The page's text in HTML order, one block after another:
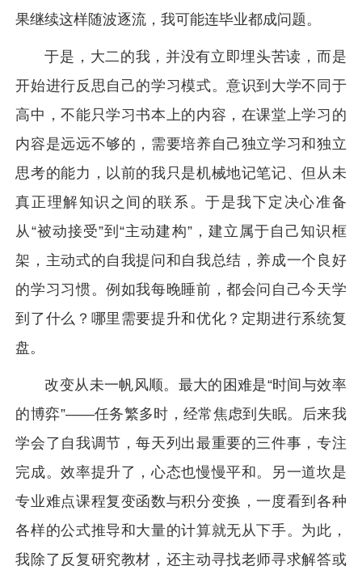
果继续这样随波逐流，我可能连毕业都成问题。
于是，大二的我，并没有立即埋头苦读，而是
开始进行反思自己的学习模式。意识到大学不同于
高中，不能只学习书本上的内容，在课堂上学习的
内容是远远不够的，需要培养自己独立学习和独立
思考的能力，以前的我只是机械地记笔记、但从未
真正理解知识之间的联系。于是我下定决心准备
从“被动接受”到“主动建构”，建立属于自己知识框
架，主动式的自我提问和自我总结，养成一个良好
的学习习惯。例如我每晚睡前，都会问自己今天学
到了什么？哪里需要提升和优化？定期进行系统复
盘。
改变从未一帆风顺。最大的困难是“时间与效率
的博弈”——任务繁多时，经常焦虑到失眠。后来我
学会了自我调节，每天列出最重要的三件事，专注
完成。效率提升了，心态也慢慢平和。另一道坎是
专业难点课程复变函数与积分变换，一度看到各种
各样的公式推导和大量的计算就无从下手。为此，
我除了反复研究教材，还主动寻找老师寻求解答或